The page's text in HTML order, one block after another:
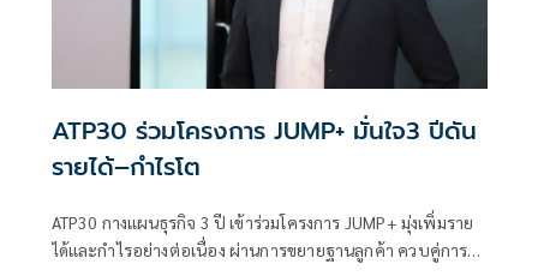
ATP30 ร่วมโครงการ JUMP+ มั่นใจ3 ปีดัน
รายได้–กำไรโต
ATP30 กางแผนธุรกิจ 3 ปี เข้าร่วมโครงการ JUMP+ มุ่งเพิ่มราย
ได้และกำไรอย่างต่อเนื่อง ผ่านการขยายฐานลูกค้า ควบคู่การ